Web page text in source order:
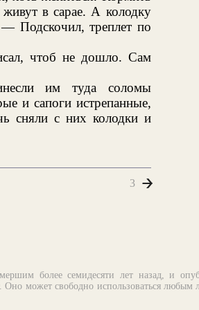
в сарае. А колодку
Подскочил, треплет по
чтоб не дошло. Сам
им туда соломы
и сапоги истрепанные,
сняли с них колодки и
3
более семидесяти лет назад, и
может свободно использоваться любым